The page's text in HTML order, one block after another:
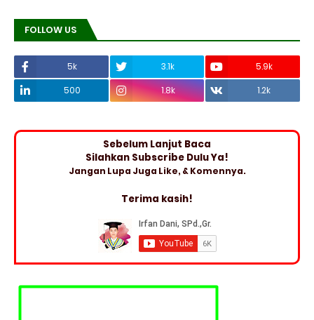
FOLLOW US
5k 3.1k
5.9k
500
1.8k 1.2k
Sebelum Lanjut Baca
Silahkan Subscribe Dulu Ya!
Jangan Lupa Juga Like, & Komennya.
Terima kasih!